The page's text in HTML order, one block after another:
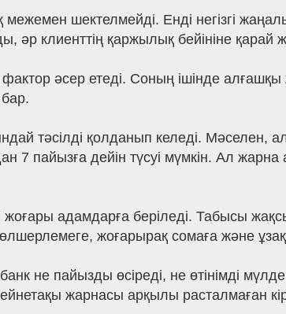
шектелмейді. Енді негізгі
әр клиенттің қаржылық бейініне
әсер етеді. Соның ішінде
тәсілді қолданып келеді.
пайызға дейін түсуі мүмкін. Ал жарна
жоғары адамдарға беріледі. Табысы
жоғарырақ сомаға және
не пайызды өсіреді, не өтінімді
жарнасы арқылы расталмаған